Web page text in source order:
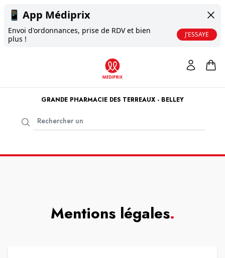
📱 App Médiprix
Envoi d'ordonnances, prise de RDV et bien
plus !
J'ESSAYE
GRANDE PHARMACIE DES TERREAUX - BELLEY
Mentions légales.